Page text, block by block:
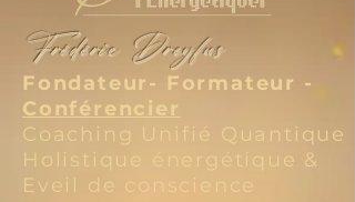
Frédéric Dreyfus
Fondateur- Formateur -
Conférencier
Coaching Unifié Quantique
Holistique énergétique &
Eveil de conscience